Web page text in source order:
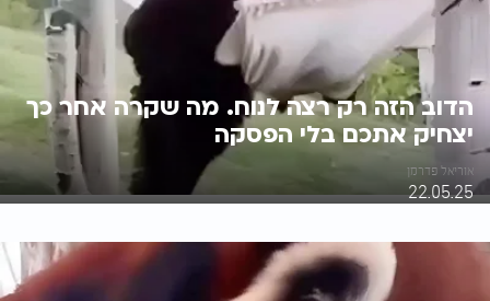
הדוב הזה רק רצה לנוח. מה שקרה אחר כך
יצחיק אתכם בלי הפסקה
אוריאל פדרמן
22.05.25